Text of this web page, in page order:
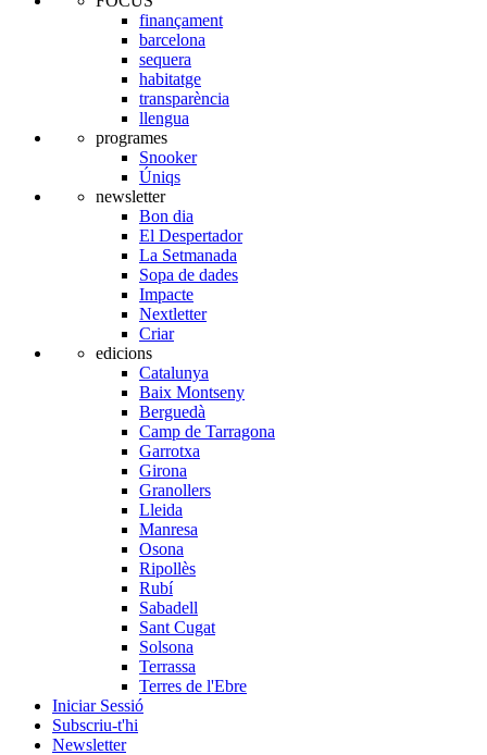
finançament
barcelona
sequera
habitatge
transparència
llengua
programes
Snooker
Úniqs
newsletter
Bon dia
El Despertador
La Setmanada
Sopa de dades
Impacte
Nextletter
Criar
edicions
Catalunya
Baix Montseny
Berguedà
Camp de Tarragona
Garrotxa
Girona
Granollers
Lleida
Manresa
Osona
Ripollès
Rubí
Sabadell
Sant Cugat
Solsona
Terrassa
Terres de l'Ebre
Iniciar Sessió
Subscriu-t'hi
Newsletter